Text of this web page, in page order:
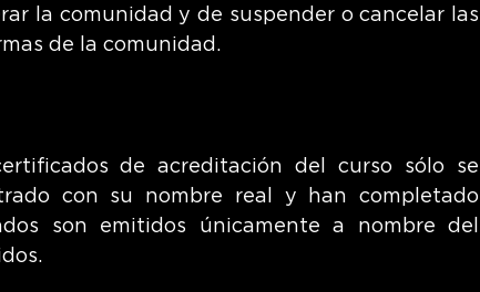
la comunidad y de suspender o cancelar las
de la comunidad.
de acreditación del curso sólo se
con su nombre real y han completado
son emitidos únicamente a nombre del